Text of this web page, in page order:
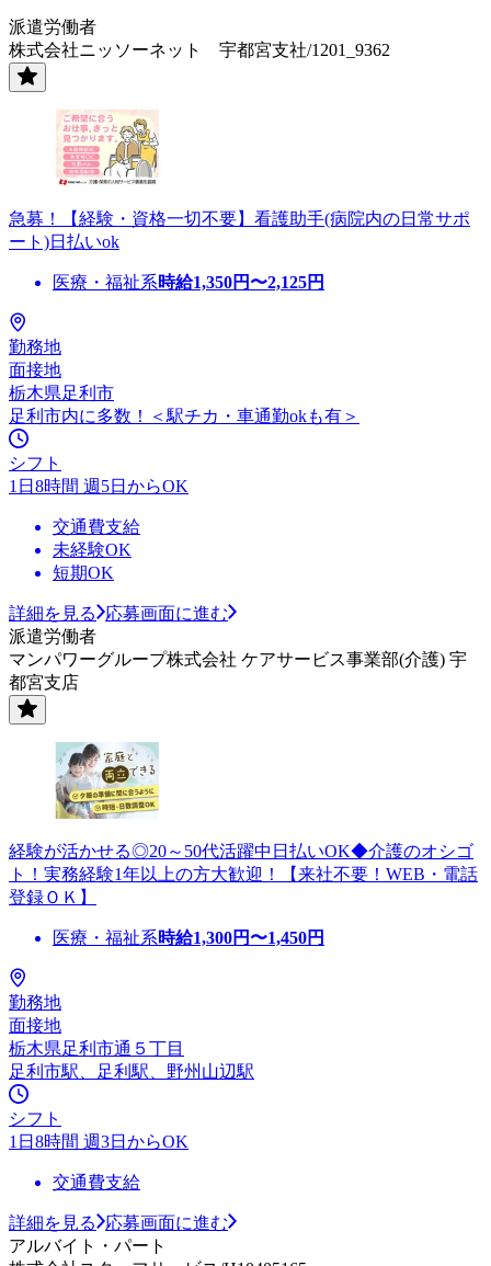
派遣労働者
株式会社ニッソーネット 宇都宮支社/1201_9362
急募！【経験・資格一切不要】看護助手(病院内の日常サポ
ート)日払いok
医療・福祉系時給1,350円〜2,125円
勤務地
面接地
栃木県足利市
足利市内に多数！＜駅チカ・車通勤okも有＞
シフト
1日8時間 週5日からOK
交通費支給
未経験OK
短期OK
詳細を見る
応募画面に進む
派遣労働者
マンパワーグループ株式会社 ケアサービス事業部(介護) 宇
都宮支店
経験が活かせる◎20～50代活躍中日払いOK◆介護のオシゴ
ト！実務経験1年以上の方大歓迎！【来社不要！WEB・電話
登録ＯＫ】
医療・福祉系時給1,300円〜1,450円
勤務地
面接地
栃木県足利市通５丁目
足利市駅、足利駅、野州山辺駅
シフト
1日8時間 週3日からOK
交通費支給
詳細を見る
応募画面に進む
アルバイト・パート